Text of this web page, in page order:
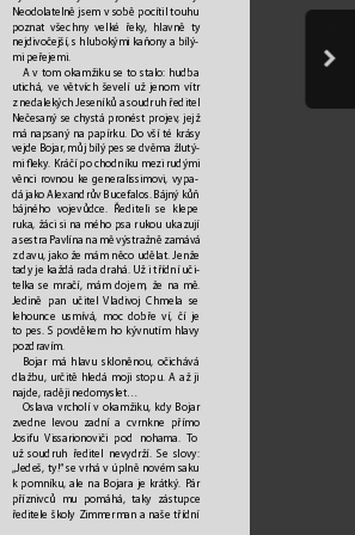
Neodolatelně jsem v sobě pocítil touhu
poznat všechny velké řeky, hlavně ty
nejdivočejší, s hlubokými kaňony a bílý-
mi peřejemi.
A v tom okamžiku se to stalo: hudba
utichá, ve větvích ševelí už jenom vítr
znedalekých Jeseníků a soudruh ředitel
Nečesaný se chystá pronést projev, jejž
má napsaný na papírku. Do vší té krásy
vejde Bojar, můj bílý pes se dvěma žlutý-
mi eky. Kráčí po chodníku mezi rudými
věnci rovnou ke generalissimovi, vypa-
dá jako Alexandrův Bucefalos. Bájný kůň
bájného vojevůdce. Řediteli se klepe
ruka, žáci si na mého psa rukou ukazují
a sestra Pavlína na mě výstražně zamává
z davu, jako že mám něco udělat. Jenže
tady je každá rada drahá. Už i třídní uči-
telka se mračí, mám dojem, že na mě.
Jedině pan učitel Vladivoj Chmela se
lehounce usmívá, moc dobře ví, čí je
to pes. S povděkem ho kývnutím hlavy
pozdravím.
Bojar má hlavu skloněnou, očichává
dlažbu, určitě hledá moji stopu. A až ji
najde, raději nedomyslet…
Oslava vrcholí v okamžiku, kdy Bojar
zvedne levou zadní a cvrnkne přímo
Josifu Vissarionoviči pod nohama. To
už soudruh ředitel nevydrží. Se slovy:
„Jedeš, ty!“ se vrhá v úplně novém saku
k pomníku, ale na Bojara je krátký. Pár
příznivců mu pomáhá, taky zástupce
ředitele školy Zimmerman a naše třídní